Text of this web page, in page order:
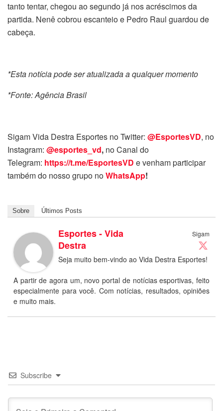
tanto tentar, chegou ao segundo já nos acréscimos da
partida. Nenê cobrou escanteio e Pedro Raul guardou de
cabeça.
*Esta notícia pode ser atualizada a qualquer momento
*Fonte: Agência Brasil
Sigam Vida Destra Esportes no Twitter: @EsportesVD, no
Instagram: @esportes_vd, no Canal do
Telegram: https://t.me/EsportesVD e venham participar
também do nosso grupo noWhatsApp!
Sobre Últimos Posts
Sigam
Esportes - Vida
Destra
Seja muito bem-vindo ao Vida Destra Esportes!
A partir de agora um, novo portal de notícias esportivas, feito
especialmente para você. Com notícias, resultados, opiniões
e muito mais.
Subscribe